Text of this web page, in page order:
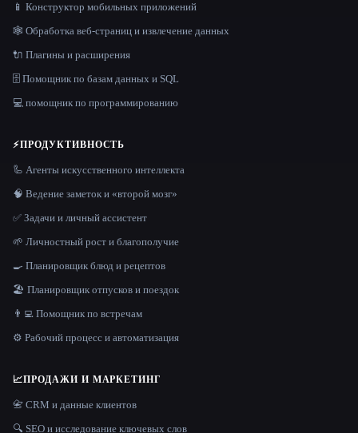
📱 Конструктор мобильных приложений
🕸️ Обработка веб-страниц и извлечение данных
🔌 Плагины и расширения
🗄️ Помощник по базам данных и SQL
💻 помощник по программированию
⚡ПРОДУКТИВНОСТЬ
🦾 Агенты искусственного интеллекта
🧠 Ведение заметок и «второй мозг»
✅ Задачи и личный ассистент
🌱 Личностный рост и благополучие
🍳 Планировщик блюд и рецептов
🏖 Планировщик отпусков и поездок
👨‍💻 Помощник по встречам
⚙️ Рабочий процесс и автоматизация
📈ПРОДАЖИ И МАРКЕТИНГ
📇 CRM и данные клиентов
🔍 SEO и исследование ключевых слов